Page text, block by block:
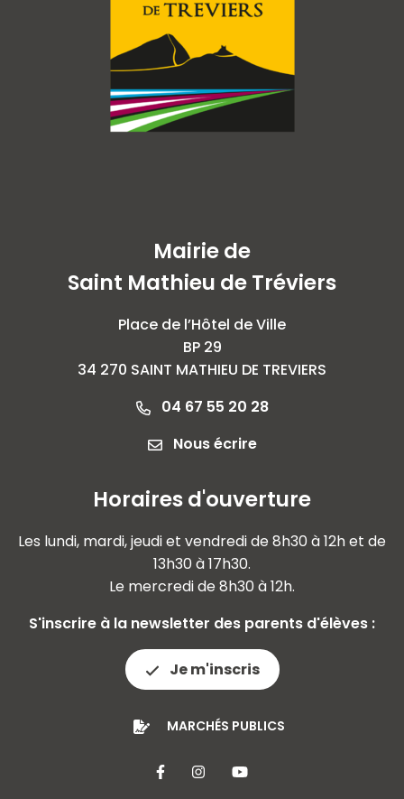
Mairie de
Saint Mathieu de Tréviers
Place de l’Hôtel de Ville
BP 29
34 270 SAINT MATHIEU DE TREVIERS
04 67 55 20 28
Nous écrire
Horaires d'ouverture
Les lundi, mardi, jeudi et vendredi de 8h30 à 12h et de
13h30 à 17h30.
Le mercredi de 8h30 à 12h.
S'inscrire à la newsletter des parents d'élèves :
Je m'inscris
MARCHÉS PUBLICS
Lien vers le compte Facebook
Lien vers le compte
Lien vers la chaîne